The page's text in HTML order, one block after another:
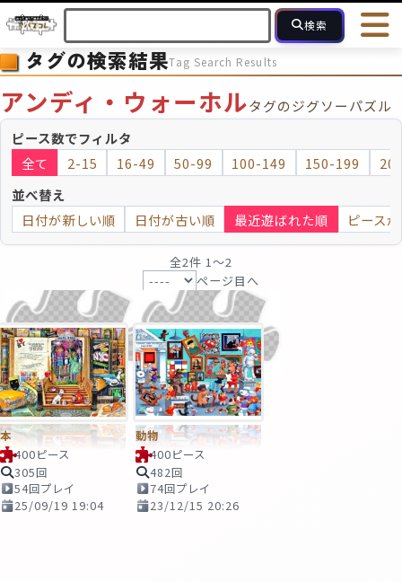
検索
HOME 会員登録
ヘルプ
お問合せ
最近投稿され
ピース数 2～15 16～49 50～99 100
モザイク モザイクのみ
タグの検索結果Tag Search Results
アンディ・ウォーホルタグのジグソーパズル
ピース数でフィルタ
全て
2-15 16-49 50-99 100-149 150-199
並べ替え
日付が新しい順
日付が古い順 最近遊ばれた順 ピース
全2件 1〜2
ページ目へ
本
400ピース
305回
54回プレイ
25/09/19 19:04
動物
400ピース
482回
74回プレイ
23/12/15 20:26